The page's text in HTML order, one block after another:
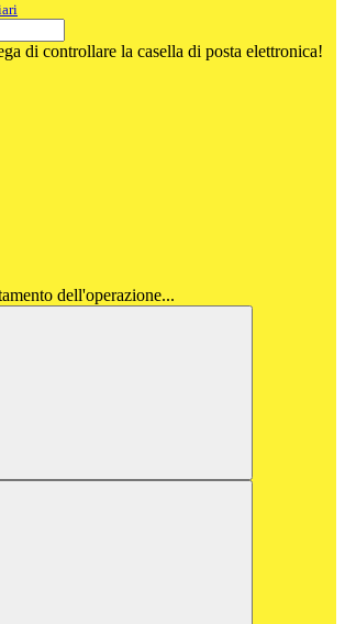
di controllare la casella di posta elettronica!
dell'operazione...